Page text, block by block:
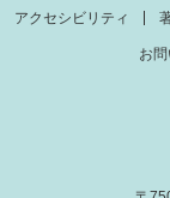
アクセシビリティ
お